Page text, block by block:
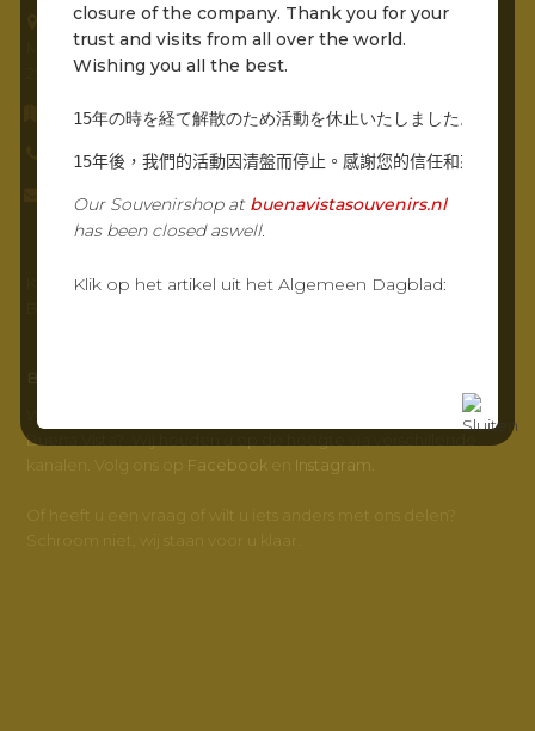
Grandcafé Buena Vista B.V.
Molenstraat 230
2961 AR, Kinderdijk
Routebeschrijving opvragen
0786912485
info@grandcafebuenavista.nl
KvK-nr: 23032217
Wilt u meer weten en op de hoogte blijven van Grand Café
Buena Vista? Wij houden u op de hoogte via verschillende
kanalen. Volg ons op Facebook Instagram.
Of heeft u een vraag of wilt u iets anders met ons delen?
Schroom niet, wij staan voor u klaar.
closure of the company. Thank you for your
trust and visits from all over the world.
Wishing you all the best.
15年の時を経て解散のため活動を休止いたしました。世界
15年後，我們的活動因清盤而停止。感謝您的信任和來自世界
Our Souvenirshop at buenavistasouvenirs.nl
has been closed aswell.
Klik op het artikel uit het Algemeen Dagblad: